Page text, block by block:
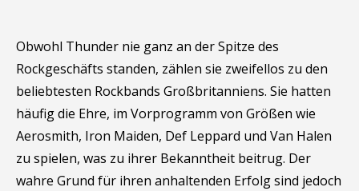
Obwohl Thunder nie ganz an der Spitze des
Rockgeschäfts standen, zählen sie zweifellos zu den
beliebtesten Rockbands Großbritanniens. Sie hatten
häufig die Ehre, im Vorprogramm von Größen wie
Aerosmith, Iron Maiden, Def Leppard und Van Halen
zu spielen, was zu ihrer Bekanntheit beitrug. Der
wahre Grund für ihren anhaltenden Erfolg sind jedoch